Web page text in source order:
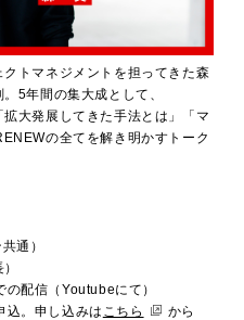
トマネジメントを担ってきた森
5年間の集大成として、
拡大発展してきた手法とは」「マ
の全てを解き明かすトーク
通）
配信（Youtubeにて）
。申し込みは こちら から